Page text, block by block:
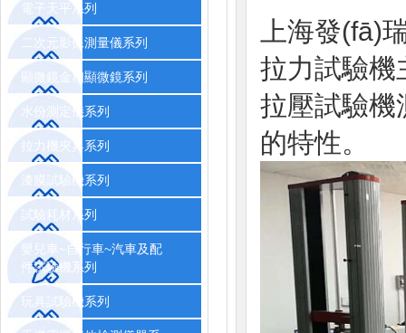
電子天平系列
二次元影像測量儀系列
顯微鏡金相顯微鏡系列
水份測定儀系列
拉力機夾具系列
漆膜試驗機系列
試驗耗材系列
嬰兒車~自行車~汽車及配
件試驗機系列
玩具試驗機系列
上海發(fā)
拉力試驗機
拉壓試驗機
的特性。